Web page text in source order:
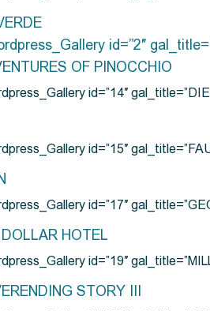
id=”2″
OF PINOCCHIO
id=”14″
id=”15″
id=”17″
HOTEL
id=”19″
STORY III